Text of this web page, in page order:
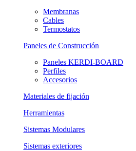
Membranas
Cables
Termostatos
Paneles de Construcción
Paneles KERDI-BOARD
Perfiles
Accesorios
Materiales de fijación
Herramientas
Sistemas Modulares
Sistemas exteriores